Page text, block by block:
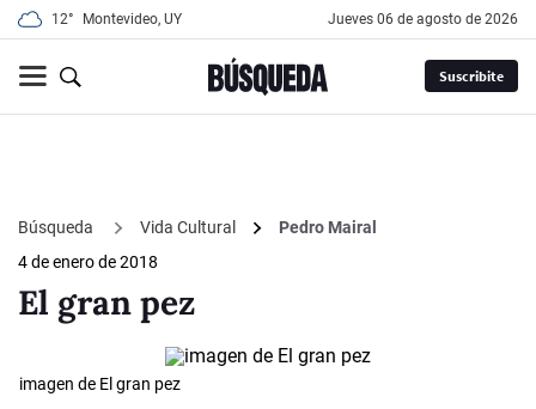
12° Montevideo, UY jueves 06 de agosto de 2026
Suscribite
Búsqueda Vida Cultural
Pedro Mairal
4 de enero de 2018
El gran pez
imagen de El gran pez